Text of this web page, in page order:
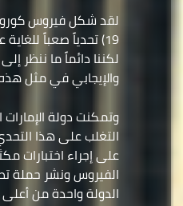
لقد شكل فيروس
19) تحدياً صعباً
لكننا دائماً ما ننظر
والإيجابي في مثل
وتمكنت دولة
التغلب على هذا
على إجراء اختبارات
الفيروس ونشر حملة
الدولة واحدة من